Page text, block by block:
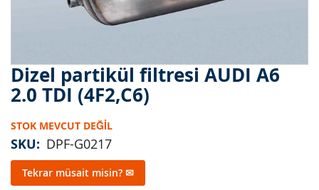
Dizel partikül filtresi AUDI A6
2.0 TDI (4F2,C6)
STOK MEVCUT DEĞIL
SKU DPF-G0217
Tekrar müsait misin? ✉
Resim
galerisinin
başlangıcına